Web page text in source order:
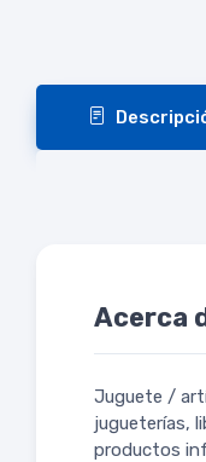
Acerca
Juguete /
jugueterías,
productos